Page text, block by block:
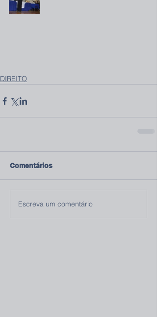
DIREITO
Comentários
Escreva um comentário